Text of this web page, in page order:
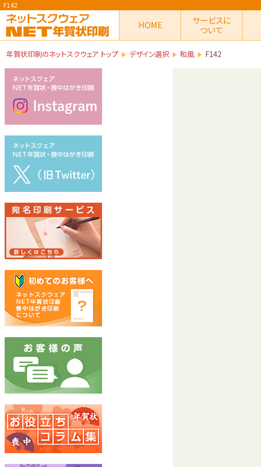
F142
HOME サービスに
ついて
年賀状印刷のネットスクウェア トップ デザイン選択 和風 F142